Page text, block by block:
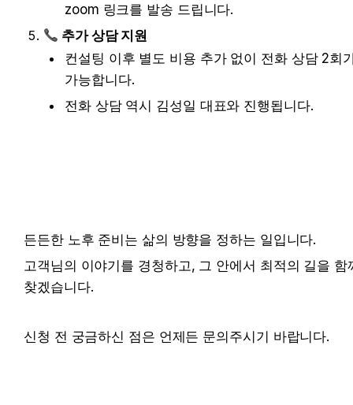
zoom 링크를 발송 드립니다.
추가 상담 지원
컨설팅 이후 별도 비용 추가 없이 전화 상담 2회
가능합니다.
전화 상담 역시 김성일 대표와 진행됩니다.
든든한 노후 준비는 삶의 방향을 정하는 일입니다.
고객님의 이야기를 경청하고, 그 안에서 최적의 길을 함
찾겠습니다.
신청 전 궁금하신 점은 언제든 문의주시기 바랍니다.